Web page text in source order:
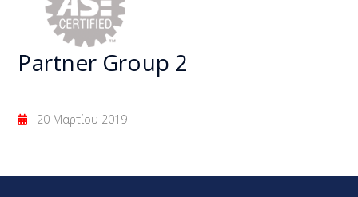
Partner Group 2
20 Μαρτίου 2019